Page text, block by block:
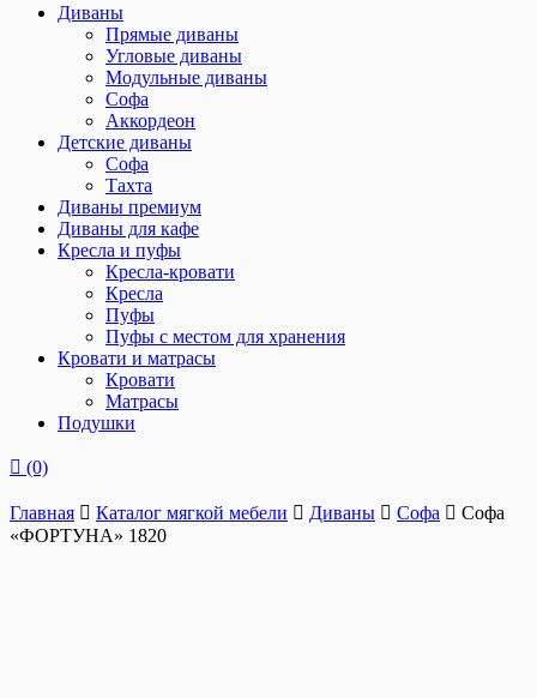
Диваны
Прямые диваны
Угловые диваны
Модульные диваны
Софа
Аккордеон
Детские диваны
Софа
Тахта
Диваны премиум
Диваны для кафе
Кресла и пуфы
Кресла-кровати
Кресла
Пуфы
Пуфы с местом для хранения
Кровати и матрасы
Кровати
Матрасы
Подушки
(0)
Главная Каталог мягкой мебели Диваны Софа
Софа
«ФОРТУНА» 1820